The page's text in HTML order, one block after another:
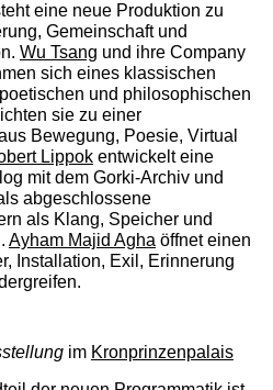
eine neue Produktion zu
Gemeinschaft und
Wu Tsang und ihre Company
sich eines klassischen
und philosophischen
sie zu einer
Bewegung, Poesie, Virtual
Lippokentwickelt eine
mit dem Gorki-Archiv und
abgeschlossene
als Klang, Speicher und
Ayham Majid Aghaöffnet einen
Installation, Exil, Erinnerung
im Kronprinzenpalais